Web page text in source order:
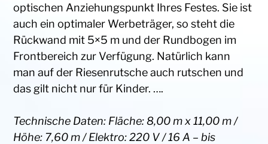
optischen Anziehungspunkt Ihres Festes. Sie ist
auch ein optimaler Werbeträger, so steht die
Rückwand mit 5×5 m und der Rundbogen im
Frontbereich zur Verfügung. Natürlich kann
man auf der Riesenrutsche auch rutschen und
das gilt nicht nur für Kinder. ….
Technische Daten: Fläche: 8,00 m x 11,00 m /
Höhe: 7,60 m / Elektro: 220 V / 16 A – bis